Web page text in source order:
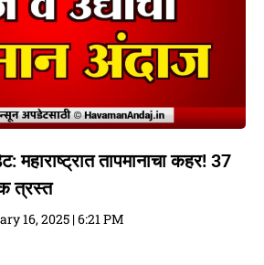
तापमानाचा कहर! 37
त्रस्त
16, 2025 6:21 PM